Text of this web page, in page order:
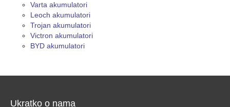
Varta akumulatori
Leoch akumulatori
Trojan akumulatori
Victron akumulatori
BYD akumulatori
Ukratko o nama